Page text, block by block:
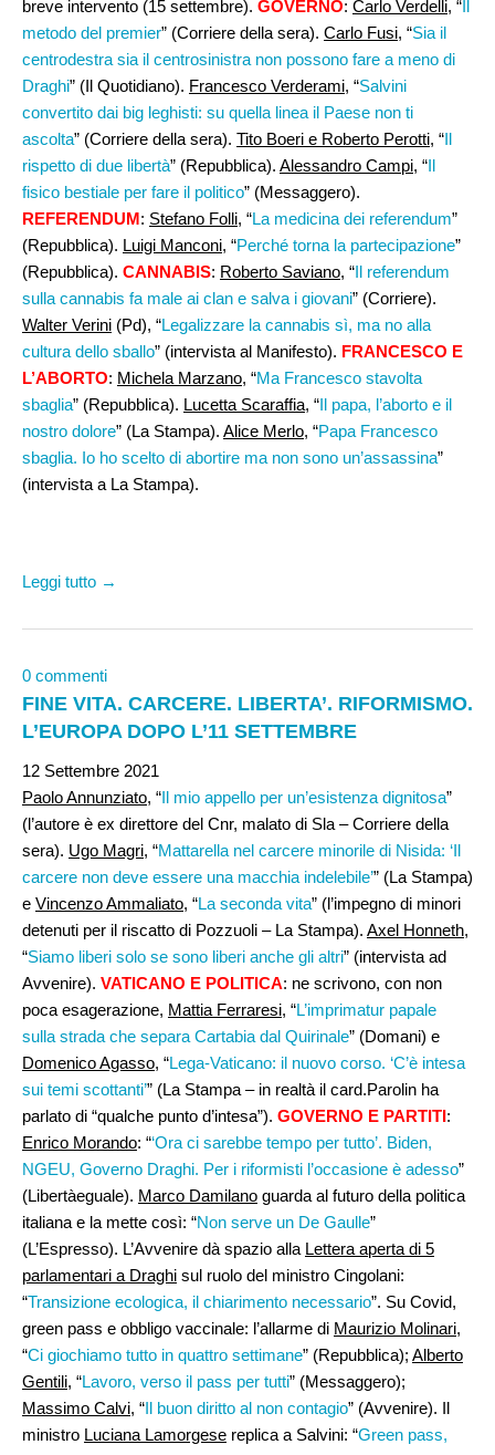
breve intervento (15 settembre). GOVERNO: Carlo Verdelli, “Il
metodo del premier” (Corriere della sera). Carlo Fusi, “Sia il
centrodestra sia il centrosinistra non possono fare a meno di
Draghi” (Il Quotidiano). Francesco Verderami, “Salvini
convertito dai big leghisti: su quella linea il Paese non ti
ascolta” (Corriere della sera). Tito Boeri e Roberto Perotti, “Il
rispetto di due libertà” (Repubblica). Alessandro Campi, “Il
fisico bestiale per fare il politico” (Messaggero).
REFERENDUM: Stefano Folli, “La medicina dei referendum”
(Repubblica). Luigi Manconi, “Perché torna la partecipazione”
(Repubblica). CANNABIS: Roberto Saviano, “Il referendum
sulla cannabis fa male ai clan e salva i giovani” (Corriere).
Walter Verini (Pd), “Legalizzare la cannabis sì, ma no alla
cultura dello sballo” (intervista al Manifesto). FRANCESCO E
L’ABORTO: Michela Marzano, “Ma Francesco stavolta
sbaglia” (Repubblica). Lucetta Scaraffia, “Il papa, l’aborto e il
nostro dolore” (La Stampa). Alice Merlo, “Papa Francesco
sbaglia. Io ho scelto di abortire ma non sono un’assassina”
(intervista a La Stampa).
Leggi tutto →
0 commenti
FINE VITA. CARCERE. LIBERTA’. RIFORMISMO.
L’EUROPA DOPO L’11 SETTEMBRE
12 Settembre 2021
Paolo Annunziato, “Il mio appello per un’esistenza dignitosa”
(l’autore è ex direttore del Cnr, malato di Sla – Corriere della
sera). Ugo Magri, “Mattarella nel carcere minorile di Nisida: ‘Il
carcere non deve essere una macchia indelebile’” (La Stampa)
e Vincenzo Ammaliato, “La seconda vita” (l’impegno di minori
detenuti per il riscatto di Pozzuoli – La Stampa). Axel Honneth,
“Siamo liberi solo se sono liberi anche gli altri” (intervista ad
Avvenire). VATICANO E POLITICA: ne scrivono, con non
poca esagerazione, Mattia Ferraresi, “L’imprimatur papale
sulla strada che separa Cartabia dal Quirinale” (Domani) e
Domenico Agasso, “Lega-Vaticano: il nuovo corso. ‘C’è intesa
sui temi scottanti’” (La Stampa – in realtà il card.Parolin ha
parlato di “qualche punto d’intesa”). GOVERNO E PARTITI:
Enrico Morando: “‘Ora ci sarebbe tempo per tutto’. Biden,
NGEU, Governo Draghi. Per i riformisti l’occasione è adesso”
(Libertàeguale). Marco Damilano guarda al futuro della politica
italiana e la mette così: “Non serve un De Gaulle”
(L’Espresso). L’Avvenire dà spazio alla Lettera aperta di 5
parlamentari a Draghi sul ruolo del ministro Cingolani:
“Transizione ecologica, il chiarimento necessario”. Su Covid,
green pass e obbligo vaccinale: l’allarme di Maurizio Molinari,
“Ci giochiamo tutto in quattro settimane” (Repubblica); Alberto
Gentili, “Lavoro, verso il pass per tutti” (Messaggero);
Massimo Calvi, “Il buon diritto al non contagio” (Avvenire). Il
ministro Luciana Lamorgese replica a Salvini: “Green pass,